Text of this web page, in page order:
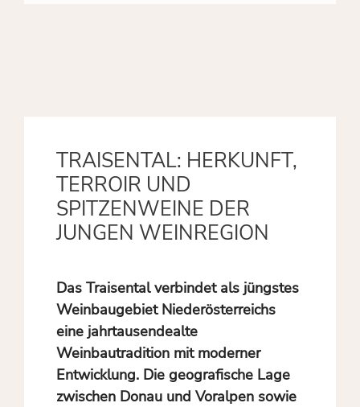
TRAISENTAL: HERKUNFT,
TERROIR UND
SPITZENWEINE DER
JUNGEN WEINREGION
Das Traisental verbindet als jüngstes
Weinbaugebiet Niederösterreichs
eine jahrtausendealte
Weinbautradition mit moderner
Entwicklung. Die geografische Lage
zwischen Donau und Voralpen sowie